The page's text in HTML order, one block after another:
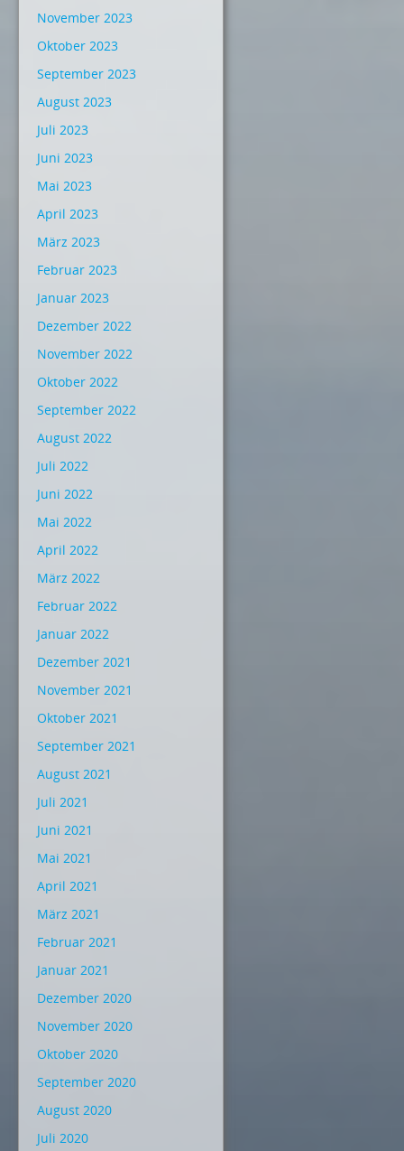
November 2023
Oktober 2023
September 2023
August 2023
Juli 2023
Juni 2023
Mai 2023
April 2023
März 2023
Februar 2023
Januar 2023
Dezember 2022
November 2022
Oktober 2022
September 2022
August 2022
Juli 2022
Juni 2022
Mai 2022
April 2022
März 2022
Februar 2022
Januar 2022
Dezember 2021
November 2021
Oktober 2021
September 2021
August 2021
Juli 2021
Juni 2021
Mai 2021
April 2021
März 2021
Februar 2021
Januar 2021
Dezember 2020
November 2020
Oktober 2020
September 2020
August 2020
Juli 2020